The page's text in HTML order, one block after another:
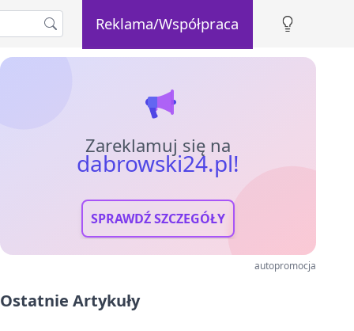
Reklama/Współpraca
Zareklamuj się na
dabrowski24.pl!
SPRAWDŹ SZCZEGÓŁY
autopromocja
Ostatnie Artykuły